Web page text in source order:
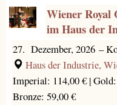
Wiener Royal
im Haus der
27. Dezember, 2026 –
Haus der Industrie,
Imperial: 114,00 € |
Bronze: 59,00 €